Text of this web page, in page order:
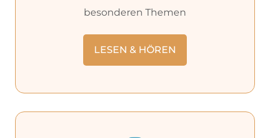
besonderen Themen
LESEN & HÖREN